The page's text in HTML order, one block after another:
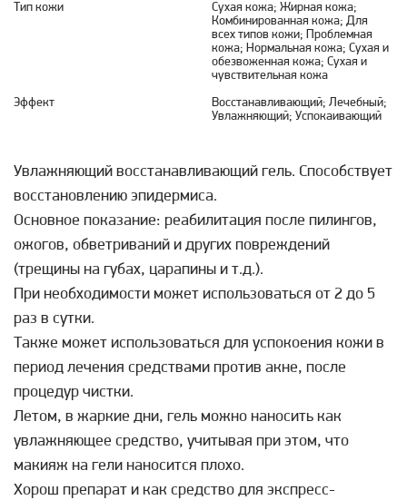
Тип кожи
Сухая кожа; Жирная кожа;
Комбинированная кожа; Для
всех типов кожи; Проблемная
кожа; Нормальная кожа; Сухая и
обезвоженная кожа; Сухая и
чувствительная кожа
Эффект
Восстанавливающий; Лечебный;
Увлажняющий; Успокаивающий
Увлажняющий восстанавливающий гель. Способствует
восстановлению эпидермиса.
Основное показание: реабилитация после пилингов,
ожогов, обветриваний и других повреждений
(трещины на губах, царапины и т.д.).
При необходимости может использоваться от 2 до 5
раз в сутки.
Также может использоваться для успокоения кожи в
период лечения средствами против акне, после
процедур чистки.
Летом, в жаркие дни, гель можно наносить как
увлажняющее средство, учитывая при этом, что
макияж на гели наносится плохо.
Хорош препарат и как средство для экспресс-